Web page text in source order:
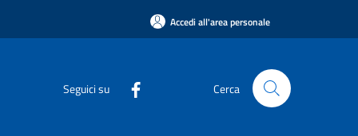
Accedi all'area personale
Seguici su Cerca